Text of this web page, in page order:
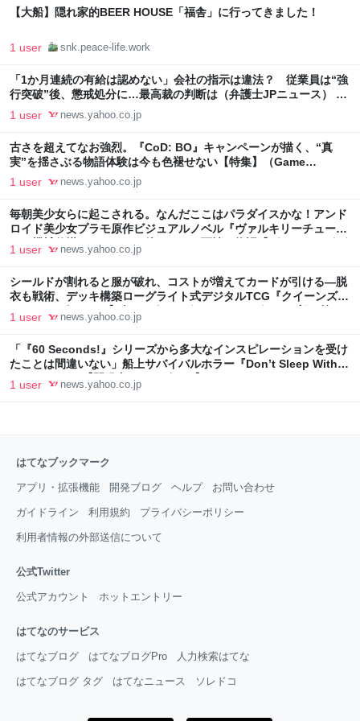
【大船】隠れ家的BEER HOUSE「福舎」に行ってきました！
1 user snk.peace-life.work
「1か月連続の有給は認めない」会社の指示は違法？ 従業員は“強
行突破”後、懲戒処分に…最高裁の判断は（弁護士JPニュース） -
Yahoo!ニュース
1 user news.yahoo.co.jp
古さを超えてなお強烈。『CoD: BO』キャンペーンが描く、“真
実”を揺さぶる物語体験は今も色褪せない【特集】（Game
Spark） - Yahoo!ニュース
1 user news.yahoo.co.jp
毎朝美少女らに起こされる。なんだここはパラダイスかな！アンド
ロイド美少女プラモ原作ビジュアルノベル『ヴァルキリーチュー
ン：機械仕掛けのアイ』で待つのは二面性の物語【ゲムスパロボゲ
ーカタログ】（Game Spark） - Yahoo!ニュース
1 user news.yahoo.co.jp
シールドが割れると服が破れ、コストが増えてカードが引ける―脱
衣も戦術、デッキ構築ローグライト式デジタルTCG『クイーンズブ
レイド リビルド』【げむすぱローグライク/ローグライト部・第54
回】（Game Spark） - Yahoo!ニュース
1 user news.yahoo.co.jp
「『60 Seconds!』シリーズから多大なインスピレーションを受け
たことは間違いない」船上サバイバルホラー『Don’t Sleep With
The Fishes』【開発者インタビュー】（Game Spark） - Yahoo!
1 user news.yahoo.co.jp
はてなブックマーク
アプリ・拡張機能 開発ブログ ヘルプ お問い合わせ
ガイドライン 利用規約 プライバシーポリシー
利用者情報の外部送信について
公式Twitter
公式アカウント ホットエントリー
はてなのサービス
はてなブログ はてなブログPro 人力検索はてな
はてなブログ タグ はてなニュース ソレドコ